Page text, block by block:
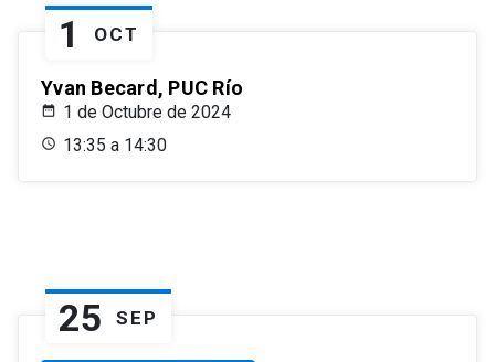
1 OCT
Yvan Becard, PUC Río
1 de Octubre de 2024
13:35 a 14:30
25 SEP